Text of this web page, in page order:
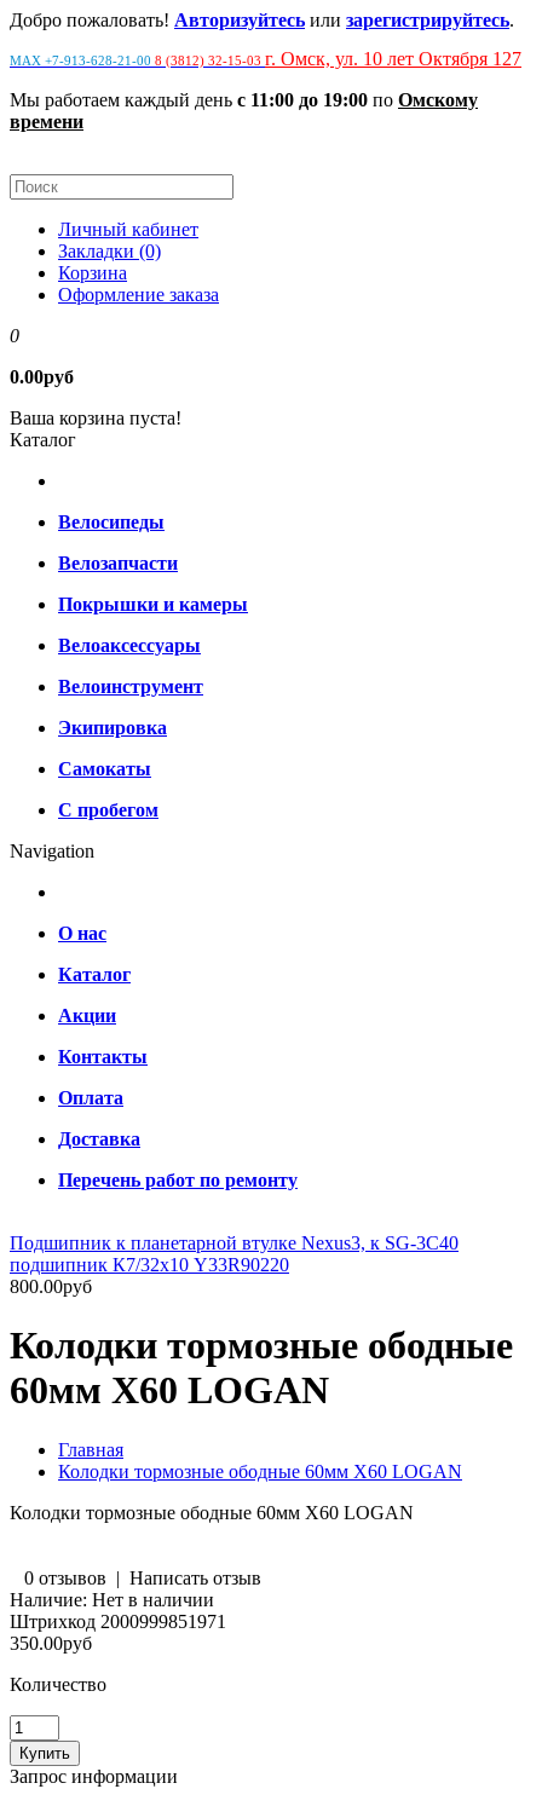
Добро пожаловать! Авторизуйтесь или зарегистрируйтесь.
MAX +7-913-628-21-00 8 (3812) 32-15-03 г. Омск, ул. 10 лет Октября 127
Мы работаем каждый день с 11:00 до 19:00 по Омскому
времени
Личный кабинет
Закладки (0)
Корзина
Оформление заказа
0
0.00руб
Ваша корзина пуста!
Каталог
Велосипеды
Велозапчасти
Покрышки и камеры
Велоаксессуары
Велоинструмент
Экипировка
Самокаты
С пробегом
Navigation
О нас
Каталог
Акции
Контакты
Оплата
Доставка
Перечень работ по ремонту
Подшипник к планетарной втулке Nexus3, к SG-3C40
подшипник К7/32х10 Y33R90220
800.00руб
Колодки тормозные ободные
60мм X60 LOGAN
Главная
Колодки тормозные ободные 60мм X60 LOGAN
Колодки тормозные ободные 60мм X60 LOGAN
0 отзывов | Написать отзыв
Наличие: Нет в наличии
Штрихкод 2000999851971
350.00руб
Количество
Запрос информации